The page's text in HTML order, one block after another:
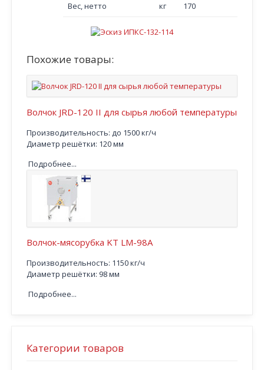
Вес, нетто
кг 170
Похожие товары:
Волчок JRD-120 II для сырья любой температуры
Производительность: до 1500 кг/ч
Диаметр решётки: 120 мм
Подробнее...
Волчок-мясорубка KT LM-98А
Производительность: 1150 кг/ч
Диаметр решётки: 98 мм
Подробнее...
Категории товаров